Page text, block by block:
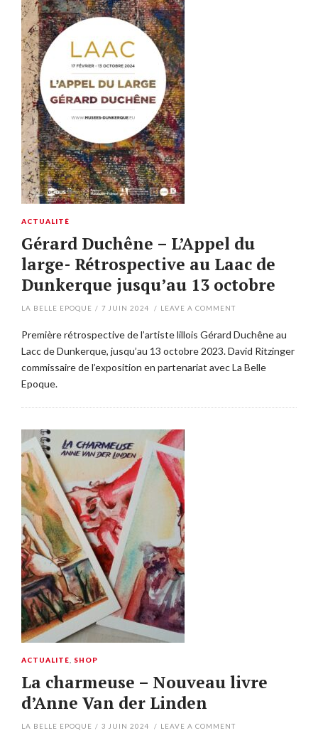
ACTUALITÉ
Gérard Duchêne – L’Appel du
large- Rétrospective au Laac de
Dunkerque jusqu’au 13 octobre
LA BELLE EPOQUE / 7 JUIN 2024 / LEAVE A COMMENT
Première rétrospective de l’artiste lillois Gérard Duchêne au
Lacc de Dunkerque, jusqu’au 13 octobre 2023. David Ritzinger
commissaire de l’exposition en partenariat avec La Belle
Epoque.
ACTUALITÉ SHOP
La charmeuse – Nouveau livre
d’Anne Van der Linden
LA BELLE EPOQUE / 3 JUIN 2024 / LEAVE A COMMENT